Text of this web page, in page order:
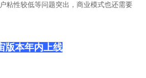
粘性较低等问题突出，商业模式也还需要
版本年内上线